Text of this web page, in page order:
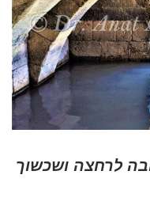
לרחצה ושכשוך